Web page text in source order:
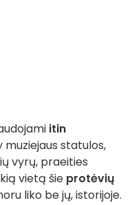
itin
muziejaus statulos,
vyrų, praeities
vietą šie protėvių
liko be jų, istorijoje.